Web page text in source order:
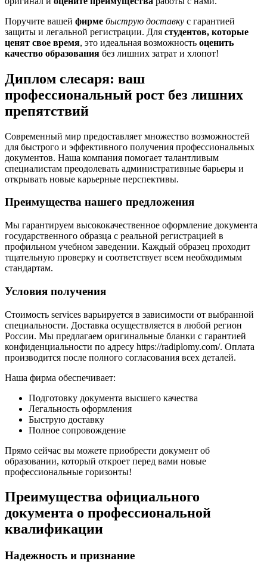
Поручите вашей фирме быструю доставку с гарантией
защиты и легальной регистрации. Для студентов, которые
ценят свое время, это идеальная возможность оценить
качество образования без лишних затрат и хлопот!
Диплом слесаря: ваш
профессиональный рост без лишних
препятствий
Современный мир предоставляет множество возможностей
для быстрого и эффективного получения профессиональных
документов. Наша компания помогает талантливым
специалистам преодолевать административные барьеры и
открывать новые карьерные перспективы.
Преимущества нашего предложения
Мы гарантируем высококачественное оформление документа
государственного образца с реальной регистрацией в
профильном учебном заведении. Каждый образец проходит
тщательную проверку и соответствует всем необходимым
стандартам.
Условия получения
Стоимость services варьируется в зависимости от выбранной
специальности. Доставка осуществляется в любой регион
России. Мы предлагаем оригинальные бланки с гарантией
конфиденциальности по адресу https://radiplomy.com/. Оплата
производится после полного согласования всех деталей.
Наша фирма обеспечивает:
Подготовку документа высшего качества
Легальность оформления
Быструю доставку
Полное сопровождение
Прямо сейчас вы можете приобрести документ об
образовании, который откроет перед вами новые
профессиональные горизонты!
Преимущества официального
документа о профессиональной
квалификации
Надежность и признание